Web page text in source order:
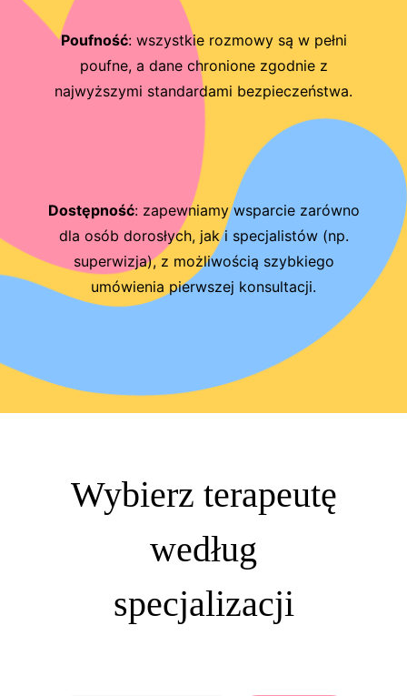
Poufność:wszystkie rozmowy są w pełni
poufne, a dane chronione zgodnie z
najwyższymi standardami bezpieczeństwa.
Dostępność:zapewniamy wsparcie zarówno
dla osób dorosłych, jak i specjalistów (np.
superwizja), z możliwością szybkiego
umówienia pierwszej konsultacji.
Wybierz terapeutę
według
specjalizacji